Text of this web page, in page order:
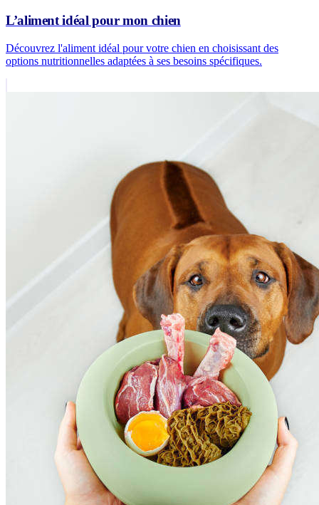
L’aliment idéal pour mon chien
Découvrez l'aliment idéal pour votre chien en choisissant des
options nutritionnelles adaptées à ses besoins spécifiques.